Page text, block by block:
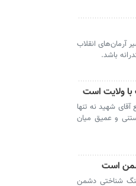
آرمان‌های انقلاب
باشد.
با ولایت است
شهید نه تنها
و عمیق میان
است
شناختی دشمن